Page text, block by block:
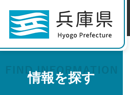
情報を探す